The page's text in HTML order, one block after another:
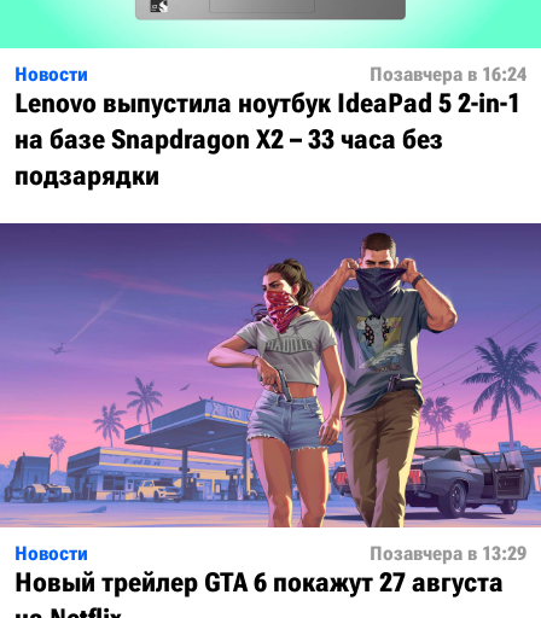
Новости Позавчера в 16:24
Lenovo выпустила ноутбук IdeaPad 5 2-in-1
на базе Snapdragon X2 – 33 часа без
подзарядки
Новости Позавчера в 13:29
Новый трейлер GTA 6 покажут 27 августа